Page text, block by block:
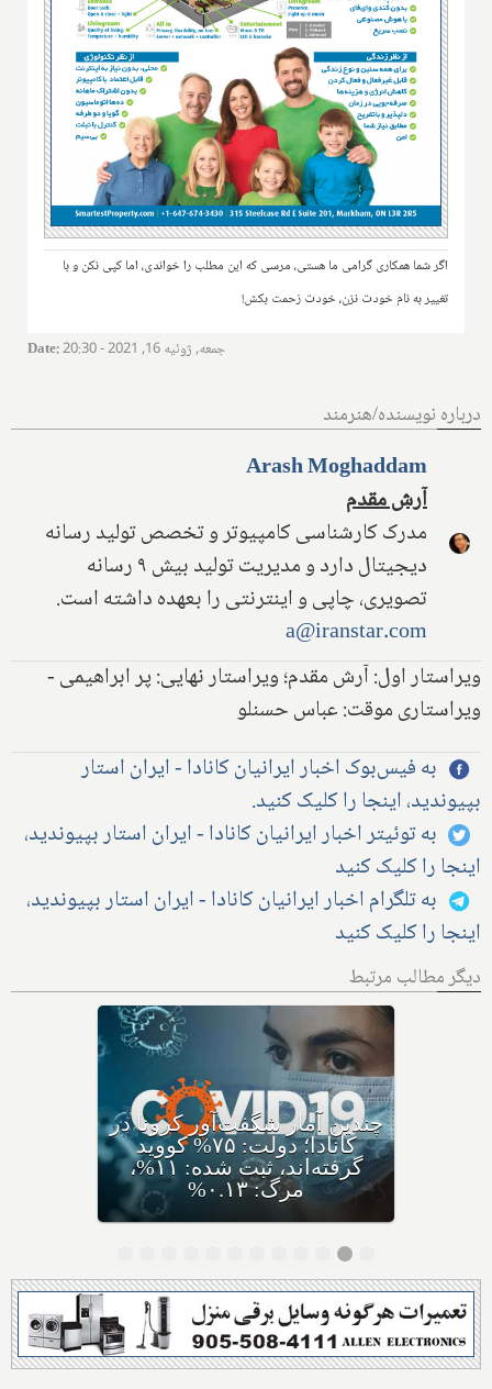
اگر شما همکاری گرامی ما هستی، مرسی که این مطلب را خواندی، اما کپی نکن و با
تغییر به نام خودت نزن، خودت زحمت بکش!
Date: جمعه, ژوئیه 16, 2021 - 20:30
درباره نویسنده/هنرمند
Arash Moghaddam
آرش مقدم
مدرک کارشناسی کامپیوتر و تخصص تولید رسانه
دیجیتال دارد و مدیریت تولید بیش ۹ رسانه
تصویری، چاپی و اینترنتی را بعهده داشته است.
a@iranstar.com
ویراستار اول: آرش مقدم؛ ویراستار نهایی: پر ابراهیمی -
ویراستاری موقت: عباس حسنلو
به فیس‌بوک اخبار ایرانیان کانادا - ایران استار
بپیوندید، اینجا را کلیک کنید.
به توئیتر اخبار ایرانیان کانادا - ایران استار بپیوندید،
اینجا را کلیک کنید
به تلگرام اخبار ایرانیان کانادا - ایران استار بپیوندید،
اینجا را کلیک کنید
دیگر مطالب مرتبط
کرونای جدید ایی‌جی ۵ با نام
مختصر اریس ظهور کرده،
متخصصان: سریعا واکسن بزنید